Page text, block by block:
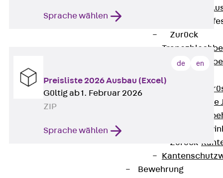
Zurück
Gerüstschuhe
Gerüstschuhe
Zurück
Bewehrung
Sprache wählen
de en
Preisliste 2026 Ausbau (Excel)
Gültig ab 1. Februar 2026
ZIP
Sprache wählen